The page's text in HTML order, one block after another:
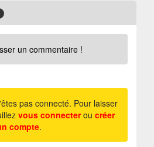
un commentaire !
pas connecté. Pour laisser
vous connecterou créer
compte.